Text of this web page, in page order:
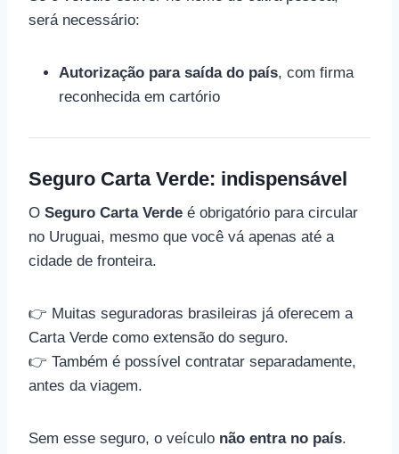
será necessário:
Autorização para saída do país, com firma
reconhecida em cartório
Seguro Carta Verde: indispensável
O Seguro Carta Verde é obrigatório para circular
no Uruguai, mesmo que você vá apenas até a
cidade de fronteira.
👉 Muitas seguradoras brasileiras já oferecem a
Carta Verde como extensão do seguro.
👉 Também é possível contratar separadamente,
antes da viagem.
Sem esse seguro, o veículo não entra no país.